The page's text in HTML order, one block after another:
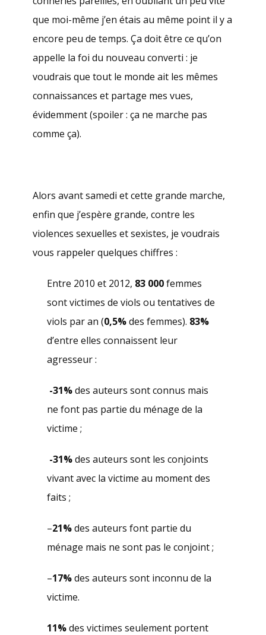
que moi-même j’en étais au même point il y a
encore peu de temps. Ça doit être ce qu’on
appelle la foi du nouveau converti : je
voudrais que tout le monde ait les mêmes
connaissances et partage mes vues,
évidemment (spoiler : ça ne marche pas
comme ça).
Alors avant samedi et cette grande marche,
enfin que j’espère grande, contre les
violences sexuelles et sexistes, je voudrais
vous rappeler quelques chiffres :
Entre 2010 et 2012, 83 000femmes
sont victimes de viols ou tentatives de
viols par an (0,5%des femmes). 83%
d’entre elles connaissent leur
agresseur :
-31%des auteurs sont connus mais
ne font pas partie du ménage de la
victime ;
-31%des auteurs sont les conjoints
vivant avec la victime au moment des
faits ;
–21%des auteurs font partie du
ménage mais ne sont pas le conjoint ;
–17%des auteurs sont inconnu de la
victime.
11%des victimes seulement portent